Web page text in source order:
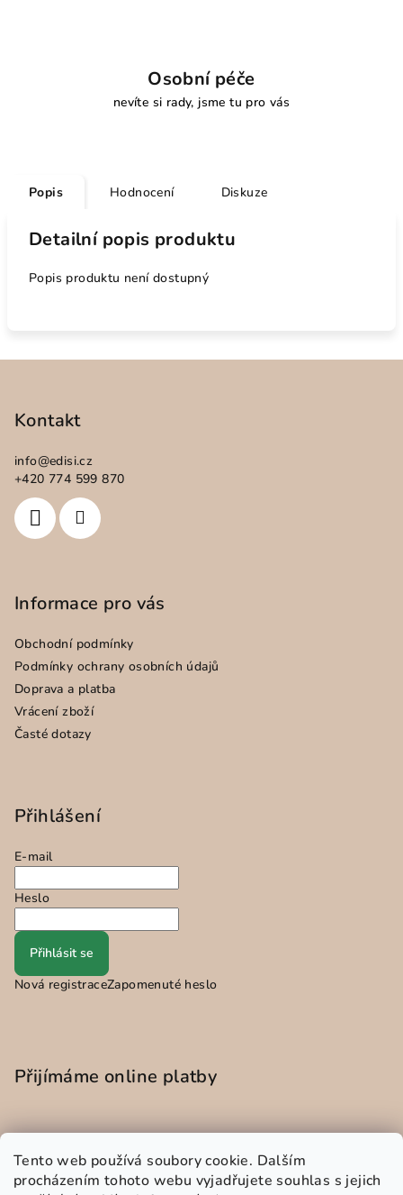
Tento web používá soubory cookie. Dalším
procházením tohoto webu vyjadřujete souhlas s jejich
Osobní péče
nevíte si rady, jsme tu pro vás
Popis Hodnocení Diskuze
Detailní popis produktu
Popis produktu není dostupný
Kontakt
info@edisi.cz
+420 774 599 870
Informace pro vás
Obchodní podmínky
Podmínky ochrany osobních údajů
Doprava a platba
Vrácení zboží
Časté dotazy
Přihlášení
E-mail
Heslo
Přihlásit se
Nová registraceZapomenuté heslo
Přijímáme online platby